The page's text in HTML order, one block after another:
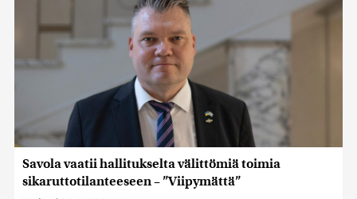
Savola vaatii hallitukselta välittömiä toimia
sikaruttotilanteeseen – ”Viipymättä”